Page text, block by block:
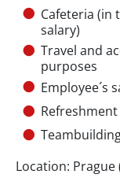
Cafeteria (in
salary)
Travel and
purposes
Employee´s
Location: